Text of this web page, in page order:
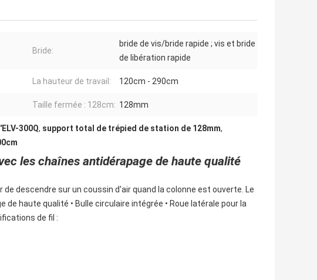
Bride:
bride de vis/bride rapide ; vis et bride
de libération rapide
La hauteur de travail: 120cm - 290cm
Taille fermée : 128cm: 128mm
300Q, support total de trépied de station de 128mm,
les chaînes antidérapage de haute qualité
descendre sur un coussin d'air quand la colonne est ouverte. Le
de haute qualité • Bulle circulaire intégrée • Roue latérale pour la
de fil :